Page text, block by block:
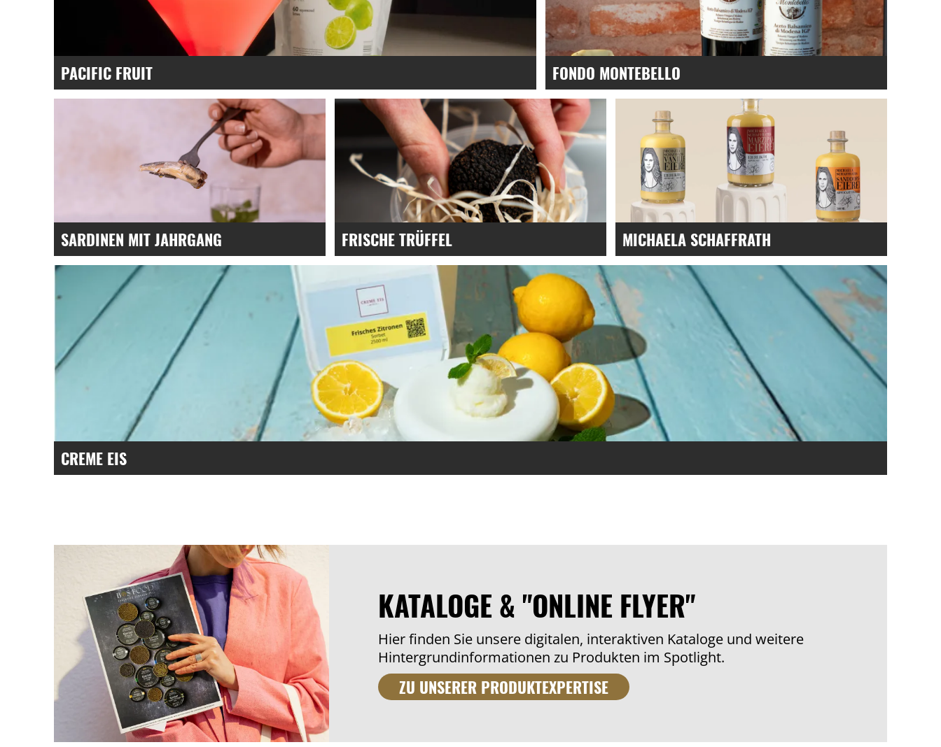
PACIFIC FRUIT
Reine Frucht, kompromisslos.
FONDO MONTEBELLO
Süße. Tiefe. Struktur.
SARDINEN MIT JAHRGANG
Mit jedem Jahr intensiver
FRISCHE TRÜFFEL
Premium Trüffel & Trüffelprodukte
MICHAELA SCHAFFRATH
Vanille, Marzipan, Sanddorn
CREME EIS
KATALOGE & "ONLINE FLYER"
Hier finden Sie unsere digitalen, interaktiven Kataloge und weitere
Hintergrundinformationen zu Produkten im Spotlight.
ZU UNSERER PRODUKTEXPERTISE